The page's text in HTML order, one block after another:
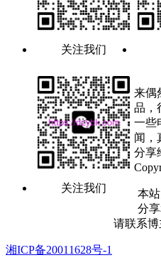
关注我们
关注我们
来偶
品，
一些
闻，
分享
本
分
请联系博
湘ICP备20011628号-1